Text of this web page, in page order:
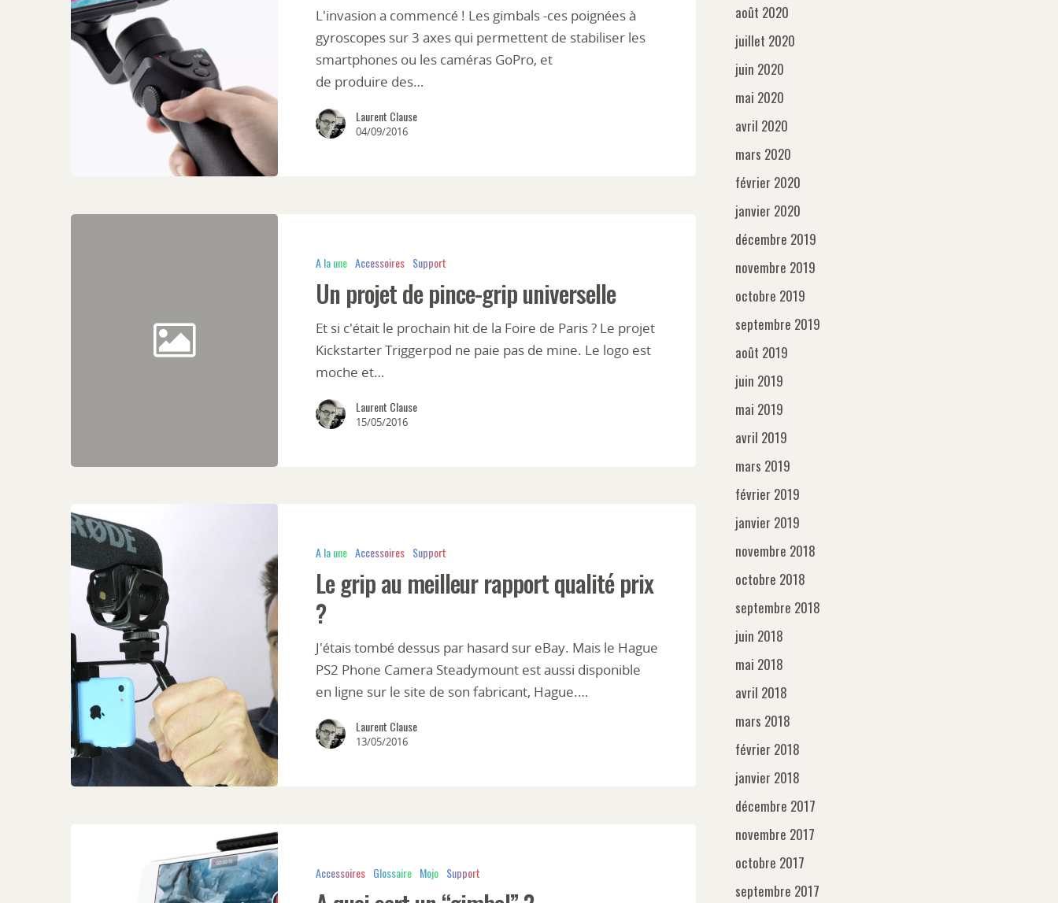
L'invasion a commencé ! Les gimbals -ces poignées à
gyroscopes sur 3 axes qui permettent de stabiliser les
smartphones ou les caméras GoPro, et
de produire des…
Laurent Clause
04/09/2016
A la une Accessoires Support
Un projet de pince-grip universelle
Et si c'était le prochain hit de la Foire de Paris ? Le projet
Kickstarter Triggerpod ne paie pas de mine. Le logo est
moche et…
Laurent Clause
15/05/2016
A la une Accessoires Support
Le grip au meilleur rapport qualité prix
?
J'étais tombé dessus par hasard sur eBay. Mais le Hague
PS2 Phone Camera Steadymount est aussi disponible
en ligne sur le site de son fabricant, Hague.…
Laurent Clause
13/05/2016
Accessoires Glossaire Mojo Support
août 2020
juillet 2020
juin 2020
mai 2020
avril 2020
mars 2020
février 2020
janvier 2020
décembre 2019
novembre 2019
octobre 2019
septembre 2019
août 2019
juin 2019
mai 2019
avril 2019
mars 2019
février 2019
janvier 2019
novembre 2018
octobre 2018
septembre 2018
juin 2018
mai 2018
avril 2018
mars 2018
février 2018
janvier 2018
décembre 2017
novembre 2017
octobre 2017
septembre 2017